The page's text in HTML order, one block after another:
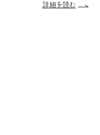
詳細を読む